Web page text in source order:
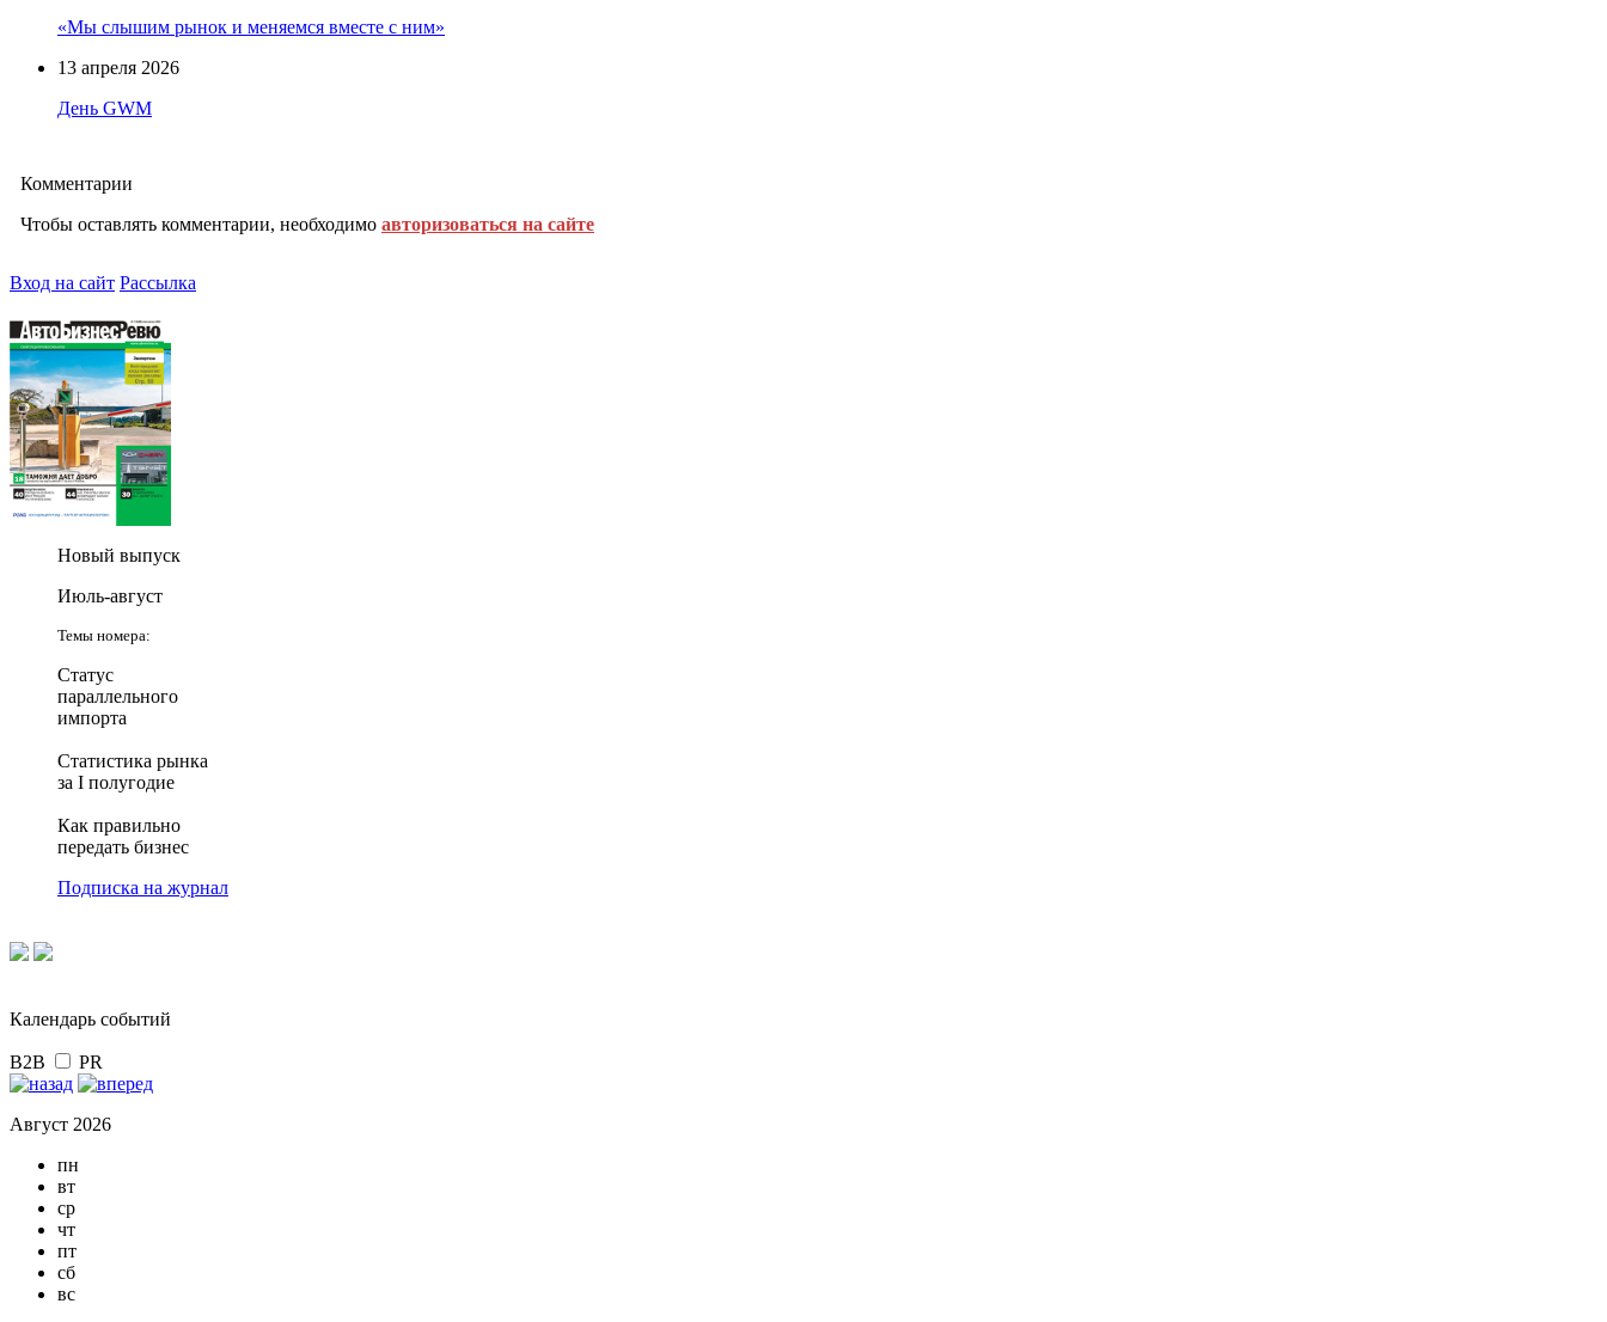
«Мы слышим рынок и меняемся вместе с ним»
13 апреля 2026
День GWM
Комментарии
Чтобы оставлять комментарии, необходимо авторизоваться на сайте
Вход на сайт Рассылка
Новый выпуск
Июль-август
Темы номера:
Статус
параллельного
импорта
Статистика рынка
за I полугодие
Как правильно
передать бизнес
Подписка на журнал
Календарь событий
B2B PR
Август 2026
пн
вт
ср
чт
пт
сб
вс